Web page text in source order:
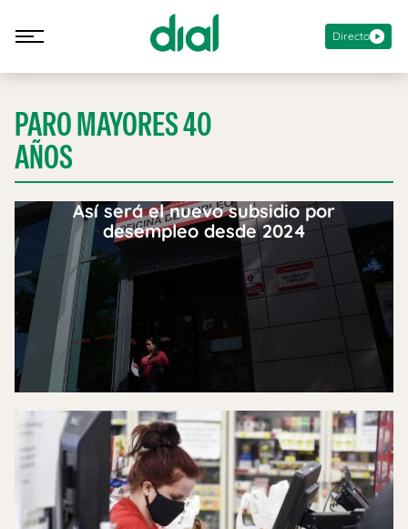
Directo
PARO MAYORES 40
AÑOS
Así será el nuevo subsidio por
desempleo desde 2024